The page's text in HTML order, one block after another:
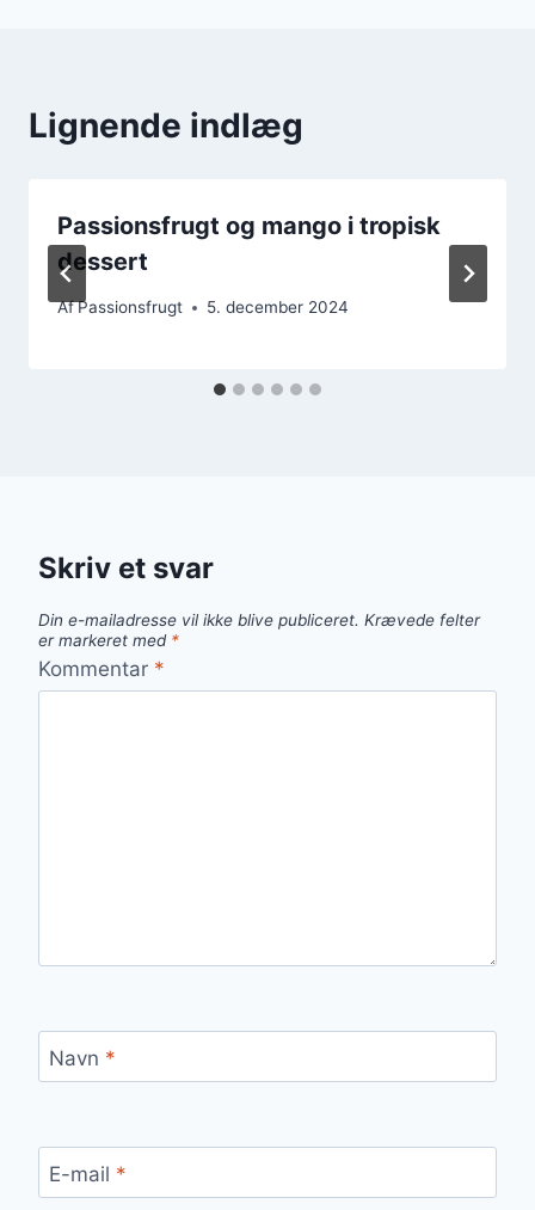
Lignende indlæg
Passionsfrugt og mango i tropisk
dessert
AfPassionsfrugt 5. december 2024
Skriv et svar
Din e-mailadresse vil ikke blive publiceret. Krævede felter
er markeret med *
Kommentar *
Navn *
E-mail *